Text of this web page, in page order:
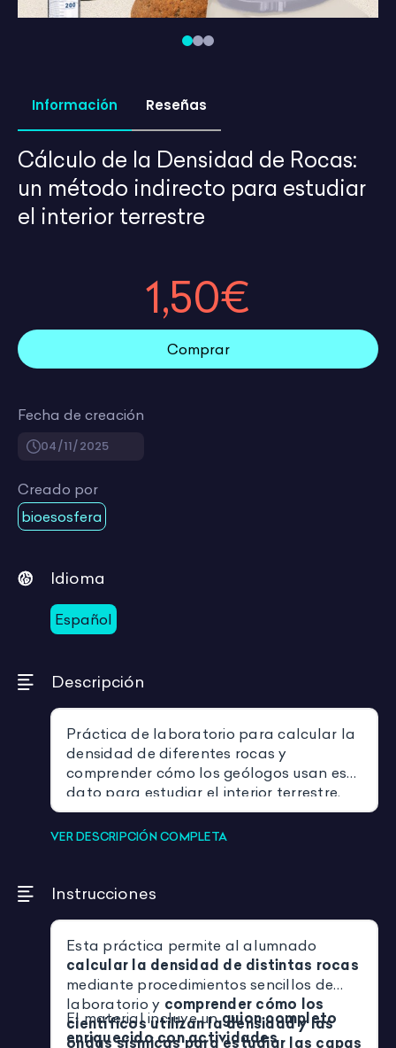
Información Reseñas
Cálculo de la Densidad de Rocas:
un método indirecto para estudiar
el interior terrestre
Fecha de creación
04/11/2025
Creado por
bioesosfera
Idioma
Español
Descripción
Práctica de laboratorio para calcular la
densidad de diferentes rocas y
comprender cómo los geólogos usan este
dato para estudiar el interior terrestre.
Incluye guion detallado, actividades
competenciales y propuestas de análisis
VER DESCRIPCIÓN COMPLETA
Instrucciones
Esta práctica permite al alumnado
calcular la densidad de distintas rocas
mediante procedimientos sencillos de
laboratorio y comprender cómo los
científicos utilizan la densidad y las
ondas sísmicas para estudiar las capas
El material incluye unguion completo
enriquecido con actividades
1,50€
Comprar